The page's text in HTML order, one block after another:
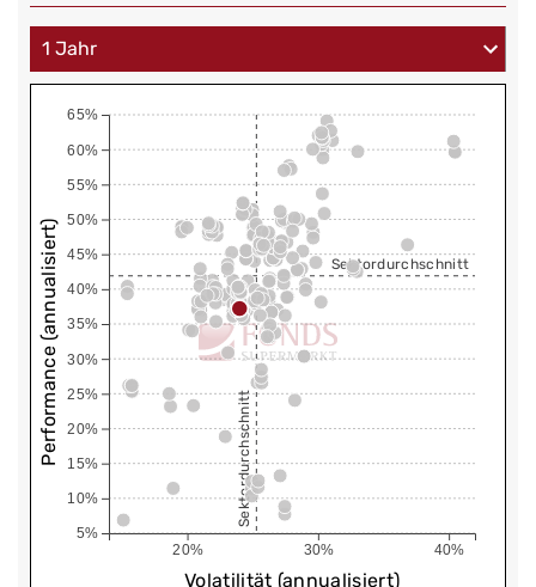
20% 30% 40%
5%
10%
15%
20%
25%
30%
35%
40%
45%
50%
55%
60%
65%
Sektordurchschnitt
Sektordurchschnitt
Volatilität (annualisiert)
Performance (annualisiert)